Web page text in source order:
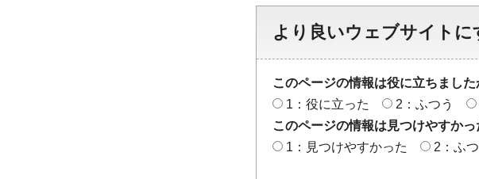
より良いウェブサイト
このページの情報は役に立ちました
1：役に立った
2：ふつう
このページの情報は見つけやすかっ
1：見つけやすかった
2：ふつ